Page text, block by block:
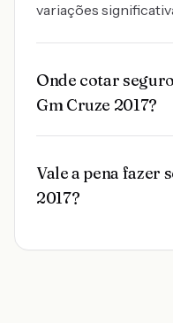
variações
Onde cotar
Gm Cruze 2017?
Vale a pena fazer
2017?